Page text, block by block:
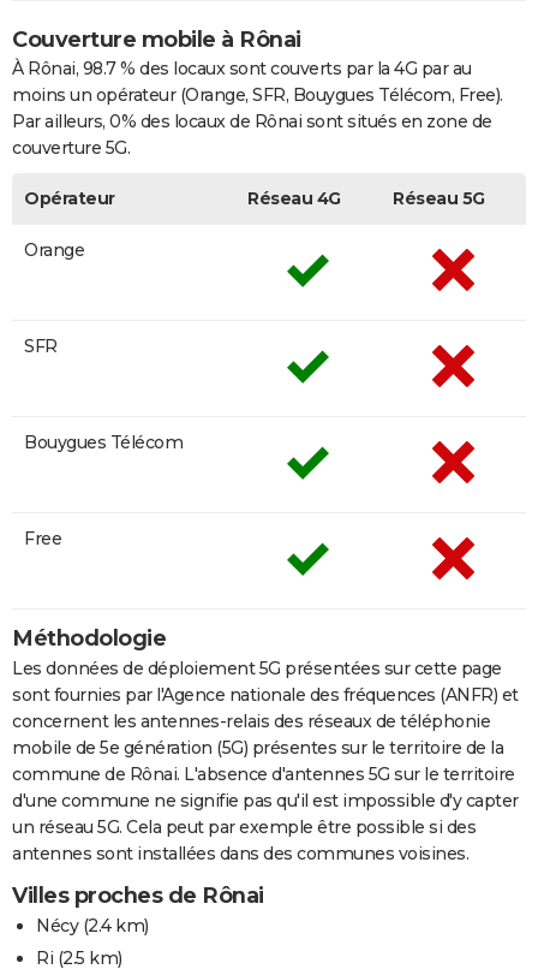
Couverture mobile à Rônai
À Rônai, 98.7 % des locaux sont couverts par la 4G par au
moins un opérateur (Orange, SFR, Bouygues Télécom, Free).
Par ailleurs, 0% des locaux de Rônai sont situés en zone de
couverture 5G.
Opérateur Réseau 4G Réseau 5G
Orange
SFR
Bouygues Télécom
Free
Méthodologie
Les données de déploiement 5G présentées sur cette page
sont fournies par l'Agence nationale des fréquences (ANFR) et
concernent les antennes-relais des réseaux de téléphonie
mobile de 5e génération (5G) présentes sur le territoire de la
commune de Rônai. L'absence d'antennes 5G sur le territoire
d'une commune ne signifie pas qu'il est impossible d'y capter
un réseau 5G. Cela peut par exemple être possible si des
antennes sont installées dans des communes voisines.
Villes proches de Rônai
Nécy(2.4 km)
Ri (2.5 km)